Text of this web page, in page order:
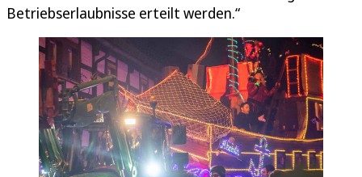
Betriebserlaubnisse erteilt werden.“